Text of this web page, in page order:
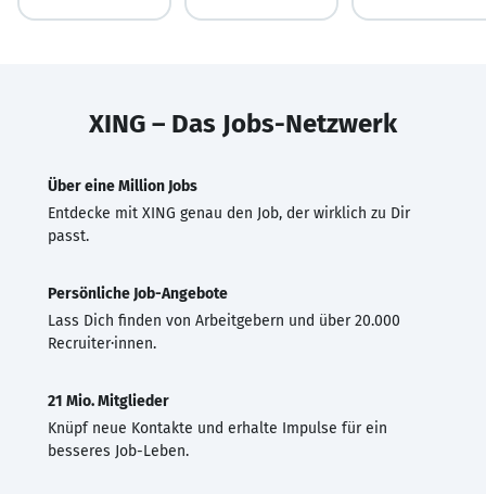
XING – Das Jobs-Netzwerk
Über eine Million Jobs
Entdecke mit XING genau den Job, der wirklich zu Dir
passt.
Persönliche Job-Angebote
Lass Dich finden von Arbeitgebern und über 20.000
Recruiter·innen.
21 Mio. Mitglieder
Knüpf neue Kontakte und erhalte Impulse für ein
besseres Job-Leben.